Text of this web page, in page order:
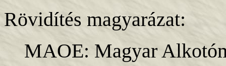
Rövidítés magyarázat:
MAOE: Magyar